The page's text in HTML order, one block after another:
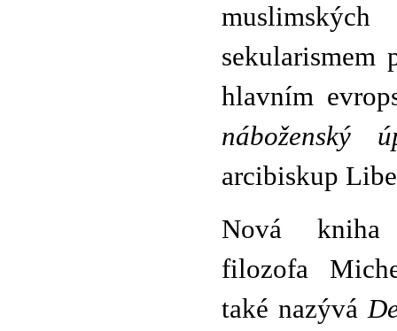
sekularismem
hlavním
náboženský
arcibiskup
Nová kniha
filozofa
také nazývá